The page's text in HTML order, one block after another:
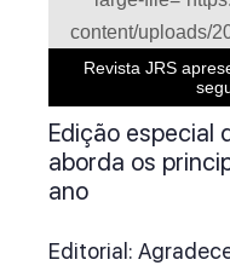
content/uploads/
Revista JRS
Edição especial
aborda os
ano
Editorial: